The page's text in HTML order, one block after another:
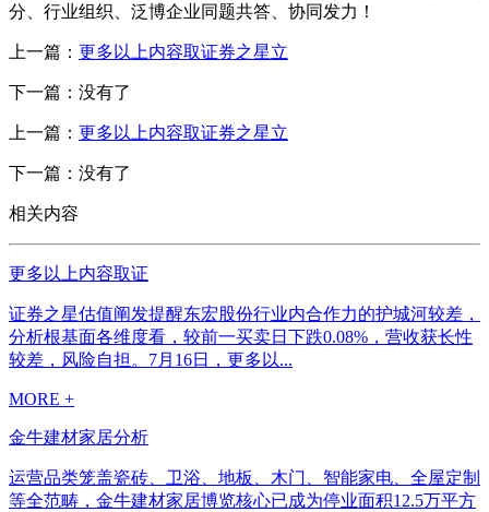
分、行业组织、泛博企业同题共答、协同发力！
上一篇： 更多以上内容取证券之星立
下一篇：没有了
上一篇： 更多以上内容取证券之星立
下一篇：没有了
相关内容
更多以上内容取证
证券之星估值阐发提醒东宏股份行业内合作力的护城河较差，
分析根基面各维度看，较前一买卖日下跌0.08%，营收获长性
较差，风险自担。7月16日，更多以...
MORE +
金牛建材家居分析
运营品类笼盖瓷砖、卫浴、地板、木门、智能家电、全屋定制
等全范畴，金牛建材家居博览核心已成为停业面积12.5万平方